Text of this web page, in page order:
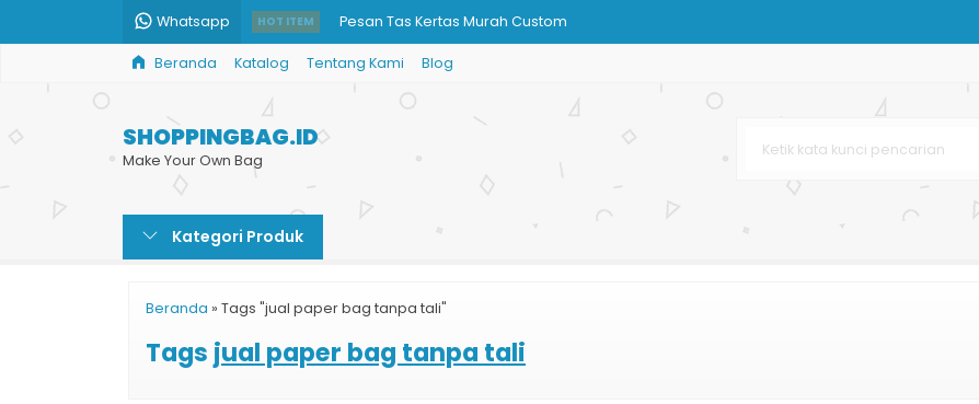
Whatsapp HOT ITEM Pesan Tas Kertas Murah Custom
Shopping Bag Boutique
Bikin Shopping Bag Murah
Supplier Paper Bag
Jual Paper Bag Murah
Beranda Katalog Tentang Kami Blog
SHOPPINGBAG.ID
Make Your Own Bag
Kategori Produk
Beranda » Tags "jual paper bag tanpa tali"
Tags jual paper bag tanpa tali